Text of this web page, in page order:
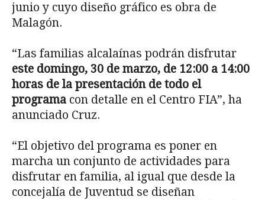
junio y cuyo diseño gráfico es obra de
Malagón.
“Las familias alcalaínas podrán disfrutar
este domingo, 30 de marzo, de 12:00 a 14:00
horas de la presentación de todo el
programa con detalle en el Centro FIA”, ha
anunciado Cruz.
“El objetivo del programa es poner en
marcha un conjunto de actividades para
disfrutar en familia, al igual que desde la
concejalía de Juventud se diseñan